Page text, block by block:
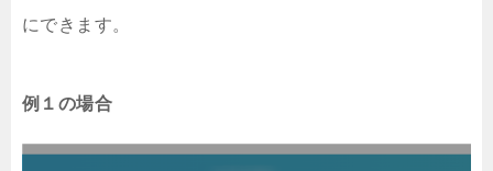
にできます。
例１の場合